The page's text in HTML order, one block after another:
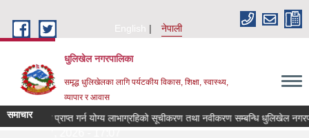
English
नेपाली
धुलिखेल नगरपालिका
समृद्ध धुलिखेलका लागि पर्यटकीय विकास, शिक्षा, स्वास्थ्य,
व्यापार र आवास
समाचार
सुरक्षा भत्ता प्राप्त गर्न योग्य लाभाग्रहिको सूचीकरण तथा नवीकरण सम्बन्धि धुलिखेल